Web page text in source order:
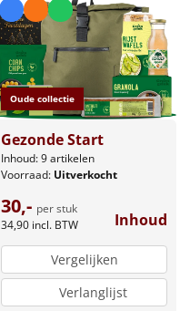
Oude collectie
Gezonde Start
Inhoud: 9 artikelen
Voorraad: Uitverkocht
30,- per stuk
34,90 incl. BTW Inhoud
Vergelijken
Verlanglijst